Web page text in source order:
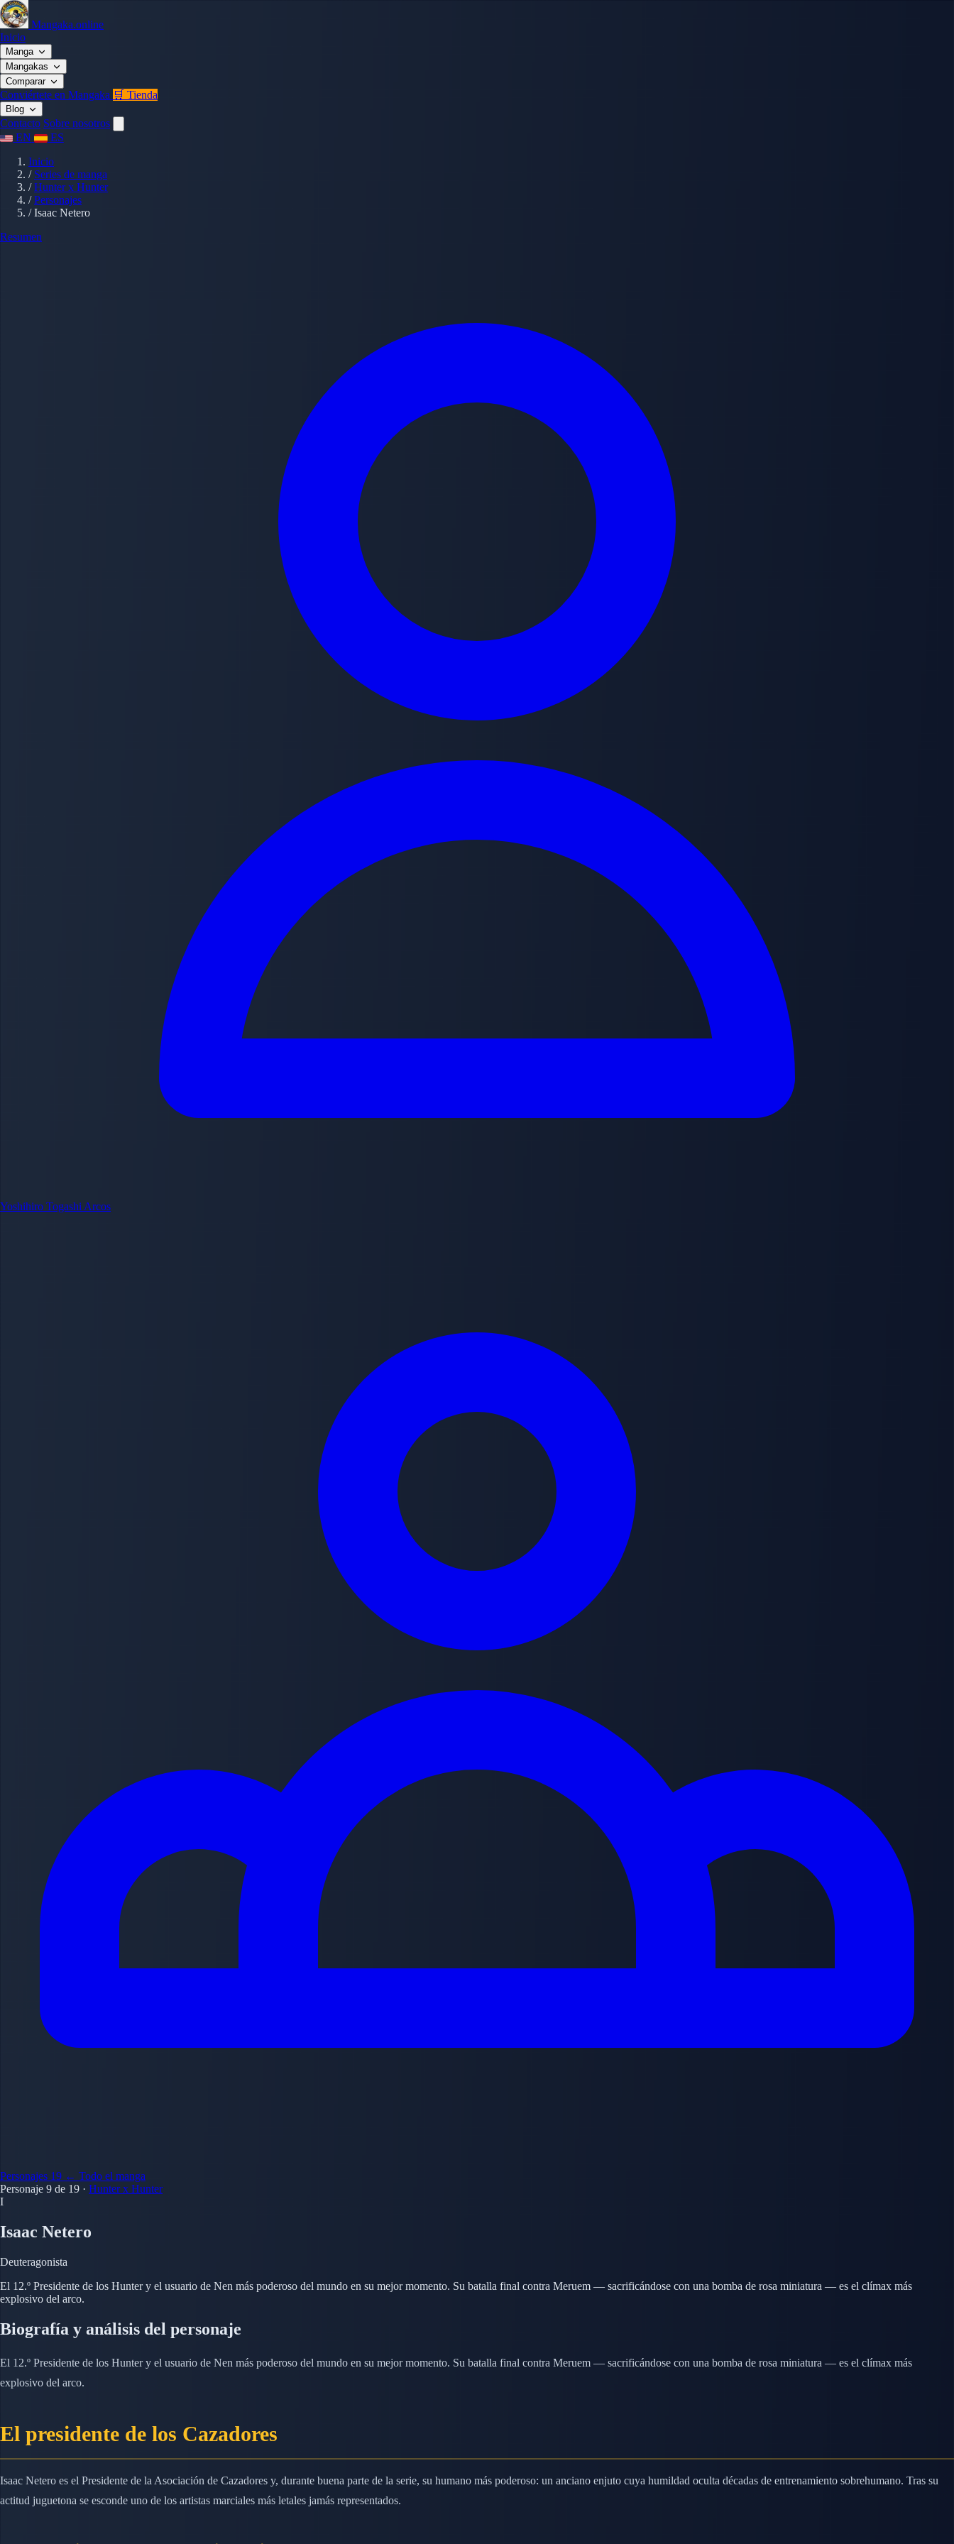
Mangaka.online
Inicio
Manga
Mangakas
Comparar
Conviértete en Mangaka 🛒 Tienda
Blog
Contacto Sobre nosotros
EN
ES
Inicio
/ Series de manga
/ Hunter x Hunter
/ Personajes
/ Isaac Netero
Resumen
Yoshihiro Togashi Arcos
Personajes 19 ← Todo el manga
Personaje 9 de 19 · Hunter x Hunter
I
Isaac Netero
Deuteragonista
El 12.º Presidente de los Hunter y el usuario de Nen más poderoso del mundo en su mejor momento. Su batalla final contra Meruem — sacrificándose con una bomba de rosa miniatura — es el clímax más
explosivo del arco.
Biografía y análisis del personaje
El 12.º Presidente de los Hunter y el usuario de Nen más poderoso del mundo en su mejor momento. Su batalla final contra Meruem — sacrificándose con una bomba de rosa miniatura — es el clímax más
explosivo del arco.
El presidente de los Cazadores
Isaac Netero es el Presidente de la Asociación de Cazadores y, durante buena parte de la serie, su humano más poderoso: un anciano enjuto cuya humildad oculta décadas de entrenamiento sobrehumano. Tras su
actitud juguetona se esconde uno de los artistas marciales más letales jamás representados.